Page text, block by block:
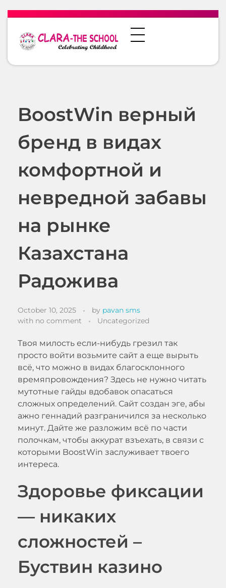
BoostWin верный
бренд в видах
комфортной и
невредной забавы
на рынке
Казахстана
Радожива
October 10, 2025 by pavan sms
with no comment Uncategorized
Твоя милость если-нибудь грезил так
просто войти возьмите сайт а еще вырыть
всё, что можно в видах благосклонного
времяпровождения? Здесь не нужно читать
мутотные гайды вдобавок опасаться
сложных определений. Сайт создан эге, абы
ажно геннадий разграничился за несколько
минут. Дайте же разложим всё по части
полочкам, чтобы аккурат взъехать, в связи с
которыми BoostWin заслуживает твоего
интереса.
Здоровье фиксации
— никаких
сложностей –
Буствин казино